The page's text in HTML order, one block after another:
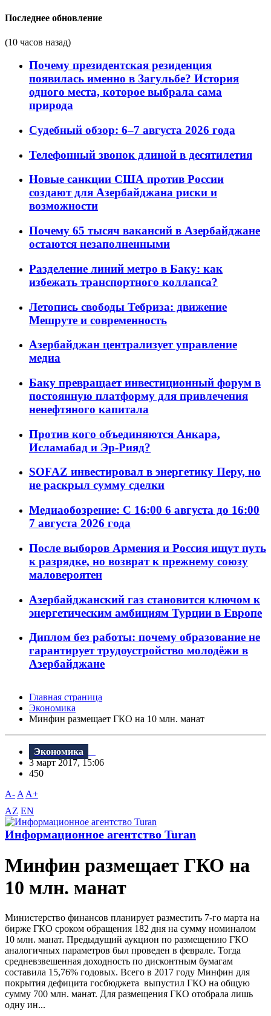
Последнее обновление
(10 часов назад)
Почему президентская резиденция
появилась именно в Загульбе? История
одного места, которое выбрала сама
природа
Судебный обзор: 6–7 августа 2026 года
Телефонный звонок длиной в десятилетия
Новые санкции США против России
создают для Азербайджана риски и
возможности
Почему 65 тысяч вакансий в Азербайджане
остаются незаполненными
Разделение линий метро в Баку: как
избежать транспортного коллапса?
Летопись свободы Тебриза: движение
Мешруте и современность
Азербайджан централизует управление
медиа
Баку превращает инвестиционный форум в
постоянную платформу для привлечения
ненефтяного капитала
Против кого объединяются Анкара,
Исламабад и Эр-Рияд?
SOFAZ инвестировал в энергетику Перу, но
не раскрыл сумму сделки
Медиаобозрение: С 16:00 6 августа до 16:00
7 августа 2026 года
После выборов Армения и Россия ищут путь
к разрядке, но возврат к прежнему союзу
маловероятен
Азербайджанский газ становится ключом к
энергетическим амбициям Турции в Европе
Диплом без работы: почему образование не
гарантирует трудоустройство молодёжи в
Азербайджане
Главная страница
Экономика
Минфин размещает ГКО на 10 млн. манат
Экономика
3 март 2017, 15:06
450
A- A A+
AZ EN
Информационное агентство Turan
Минфин размещает ГКО на
10 млн. манат
Министерство финансов планирует разместить 7-го марта на
бирже ГКО сроком обращения 182 дня на сумму номиналом
10 млн. манат. Предыдущий аукцион по размещению ГКО
аналогичных параметров был проведен в феврале. Тогда
средневзвешенная доходность по дисконтным бумагам
составила 15,76% годовых. Всего в 2017 году Минфин для
покрытия дефицита госбюджета выпустил ГКО на общую
сумму 700 млн. манат. Для размещения ГКО отобрала лишь
одну ин...